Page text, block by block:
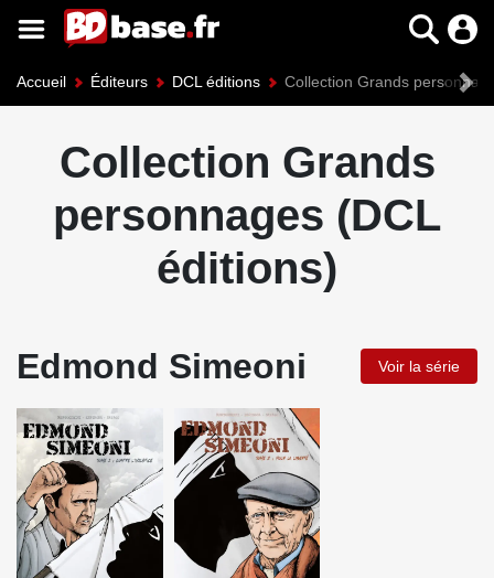
Accueil Éditeurs DCL éditions Collection Grands
Collection Grands
personnages (DCL
éditions)
Edmond Simeoni Voir la série